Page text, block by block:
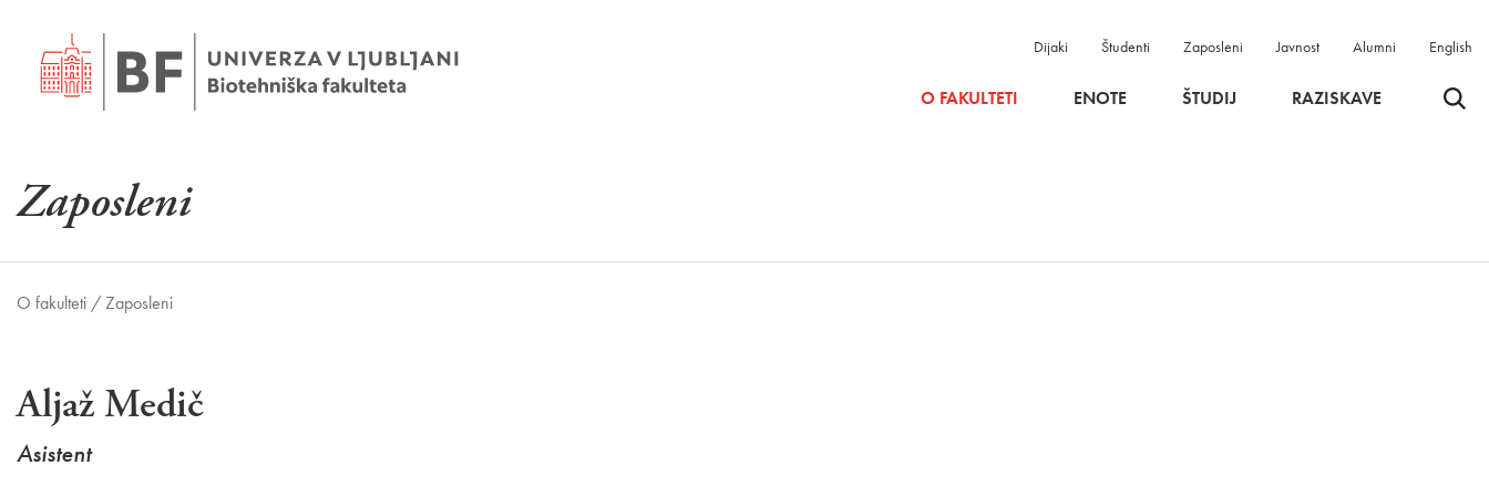
Dijaki Študenti Zaposleni Javnost Alumni English
O FAKULTETI ENOTE ŠTUDIJ RAZISKAVE Odpri
Zaposleni
O fakulteti /Zaposleni
Aljaž Medič
Asistent